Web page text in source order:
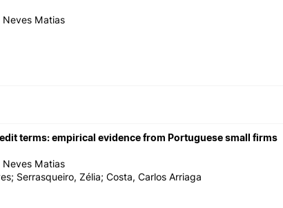
Neves Matias
terms: empirical evidence from Portuguese small firms
Neves Matias
Serrasqueiro, Zélia; Costa, Carlos Arriaga